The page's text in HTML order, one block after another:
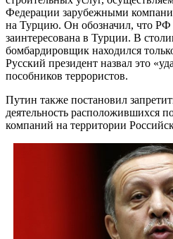
Федерации зарубежными
на Турцию. Он обозначил, что РФ
заинтересована в Турции. В
бомбардировщик находился
Русский президент назвал это
пособников террористов.
Путин также постановил
деятельность расположившихся
компаний на территории